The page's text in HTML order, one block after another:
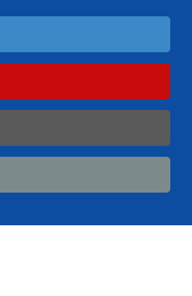
dernier, la route
du cap Corse s’était
de faire un
EN CORSE